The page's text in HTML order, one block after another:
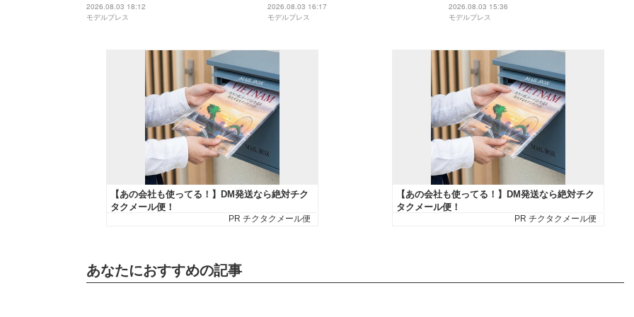
綺麗」「美脚すぎる」と反響
2026.08.03 18:12
モデルプレス
「清楚な感じで可愛い」「どんどん回
復してきてる」
2026.08.03 16:17
モデルプレス
で整形DTの経過報告「強さに感動」
「早く良くなりますように」と反響
2026.08.03 15:36
モデルプレス
あなたにおすすめの記事